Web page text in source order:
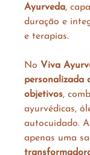
Ayurveda,
duração e
e terapias.
No Viva
personalizada
objetivos,
ayurvédicas,
autocuidado.
apenas uma